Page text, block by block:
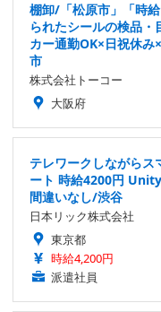
棚卸/「松原市」「時
られたシールの検品
カー通勤OK×日祝休
市
株式会社トーコー
大阪府
テレワークしながらス
ート 時給4200円
間違いなし/渋谷
日本リック株式会社
東京都
時給4,200円
派遣社員